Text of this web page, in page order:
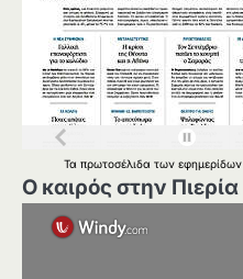
Τα πρωτοσέλιδα των εφημερίδων
Ο καιρός στην Πιερία